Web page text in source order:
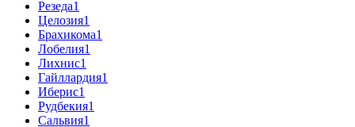
Резеда1
Целозия1
Брахикома1
Лобелия1
Лихнис1
Гайллардия1
Иберис1
Рудбекия1
Сальвия1